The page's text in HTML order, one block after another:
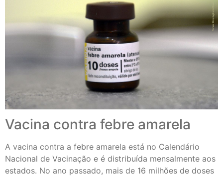
Vacina contra febre amarela
A vacina contra a febre amarela está no Calendário
Nacional de Vacinação e é distribuída mensalmente aos
estados. No ano passado, mais de 16 milhões de doses